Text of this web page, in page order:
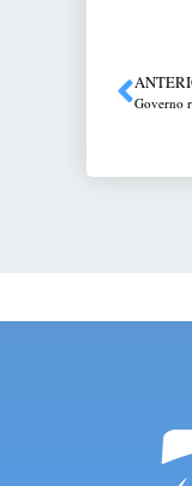
Governo